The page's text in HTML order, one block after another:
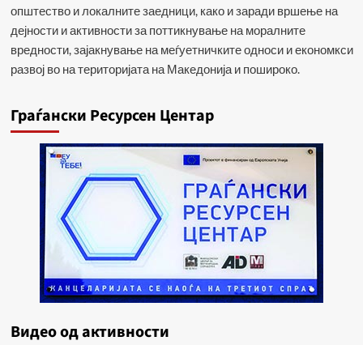
општество и локалните заедници, како и заради вршење на
дејности и активности за поттикнување на моралните
вредности, зајакнување на меѓуетничките односи и економкси
развој во на територијата на Македонија и пошироко.
Граѓански Ресурсен Центар
Видеo од активности